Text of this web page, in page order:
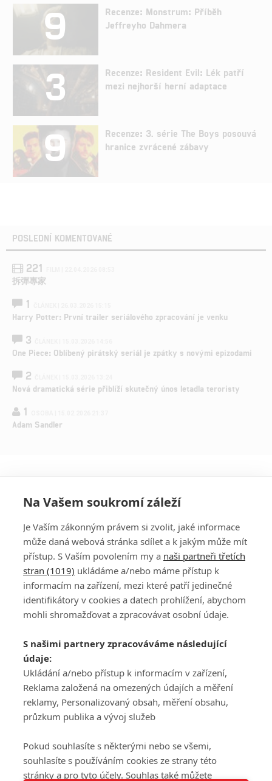
9
Recenze: Monstrum: Příběh
Jeffreyho Dahmera
3
Recenze: Resident Evil: Lék patří
mezi nejhorší herní adaptace
9
Recenze: 3. série The Boys posouvá
hranice zvrácené zábavy
POSLEDNÍ KOMENTOVANÉ
221
拆彈專家
1
Harry Potter: První trailer seriálového zpracování je venku
3
One Piece: Oblíbený pirátský seriál je zpátky s novými epizodami
2
Nová dramatická série přiblíží skutečný únos letadla teroristy
1
Adam Sandler
PŘIHLÁSIT
REGISTROVAT
DISKUZE
Šéfredaktorkou webu jePetr Slavík, e-mailserialy@fandimefilmu.cz
Máte-li zájem o inzerci na našem webu napište nám na e-mail
studio@koncal.com
Ochrana osobních údajů|Zásady používání cookies |Pravidla webu
Upravit nastavení soukromí
Na Vašem soukromí záleží
Je Vaším zákonným právem si zvolit, jaké informace
může daná webová stránka sdílet a k jakým může mít
přístup. S Vaším povolením my a naši partneři třetích
stran (1019) ukládáme a/nebo máme přístup k
informacím na zařízení, mezi které patří jedinečné
identifikátory v cookies a datech prohlížení, abychom
mohli shromažďovat a zpracovávat osobní údaje.
S našimi partnery zpracováváme následující
údaje:
Ukládání a/nebo přístup k informacím v zařízení,
Reklama založená na omezených údajích a měření
reklamy, Personalizovaný obsah, měření obsahu,
průzkum publika a vývoj služeb
Pokud souhlasíte s některými nebo se všemi,
souhlasíte s používáním cookies ze strany této
stránky a pro tyto účely. Souhlas také můžete